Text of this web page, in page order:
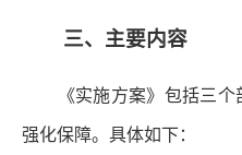
三、主要内容
《实施方案》包括三个
强化保障。具体如下：